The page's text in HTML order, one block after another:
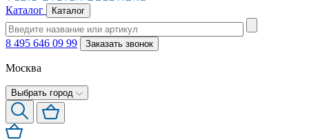
Каталог Каталог
8 495 646 09 99 Заказать звонок
Москва
Выбрать город